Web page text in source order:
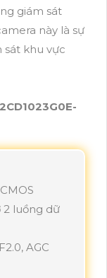
giám sát
này là sự
sát khu vực
2 luồng dữ
AGC